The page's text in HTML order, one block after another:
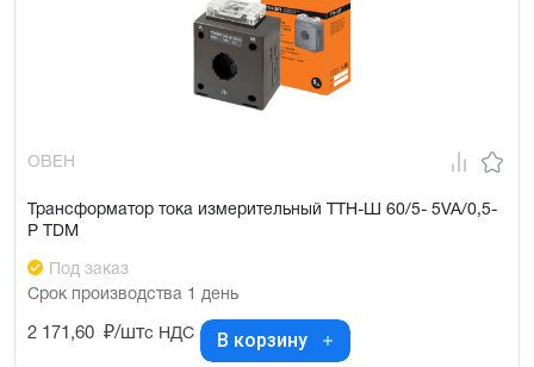
ОВЕН
Трансформатор тока измерительный ТТН-Ш 60/5- 5VA/0,5-
Р TDM
Под заказ
Срок производства 1 день
2 171,60 ₽/штс НДС В корзину